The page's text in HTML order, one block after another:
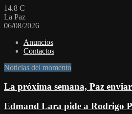
14.8 C
La Paz
06/08/2026
Anuncios
Contactos
Noticias del momento
La próxima semana, Paz
Edmand Lara pide a Rodrigo